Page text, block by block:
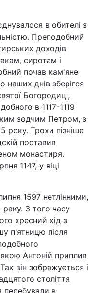
в обителі з
Преподобний
доходів
сиротам і
почав кам'яне
наших днів зберігся
Богородиці,
в 1117-1119
зодчим Петром, з
року. Трохи пізніше
поставив
монастиря.
1147, у віці
1597 нетлінними,
раку. З того часу
хресний хід з
п'ятницю після
Антоній приплив
він зображується і
століття
перебували в